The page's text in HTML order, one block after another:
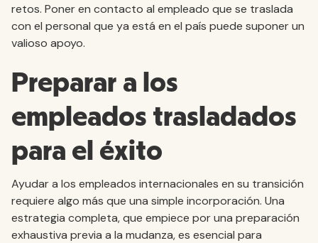
retos. Poner en contacto al empleado que se traslada
con el personal que ya está en el país puede suponer un
valioso apoyo.
Preparar a los
empleados trasladados
para el éxito
Ayudar a los empleados internacionales en su transición
requiere algo más que una simple incorporación. Una
estrategia completa, que empiece por una preparación
exhaustiva previa a la mudanza, es esencial para